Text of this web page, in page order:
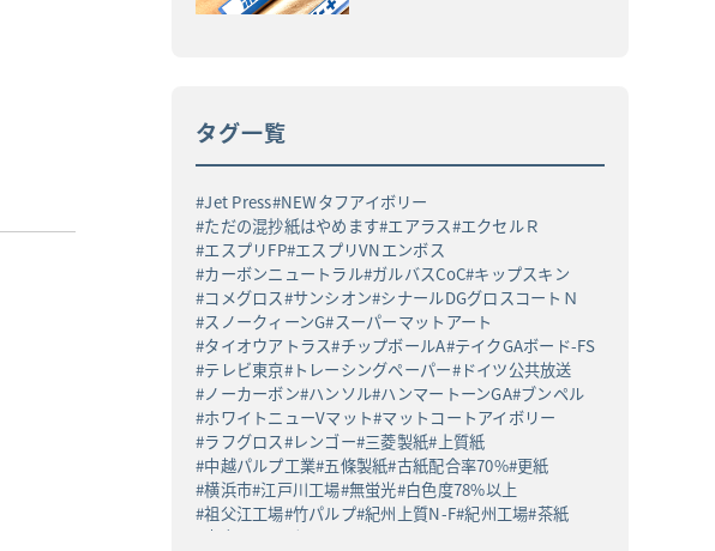
タグ一覧
Jet Press NEWタフアイボリー
ただの混抄紙はやめます エアラス エクセルＲ
エスプリFP エスプリVNエンボス
カーボンニュートラル ガルバスCoC キップスキン
コメグロス サンシオン シナールDGグロスコートＮ
スノークィーンG スーパーマットアート
タイオウアトラス チップボールA テイクGAボード-FS
テレビ東京 トレーシングペーパー ドイツ公共放送
ノーカーボン ハンソル ハンマートーンGA ブンペル
ホワイトニューVマット マットコートアイボリー
ラフグロス レンゴー 三菱製紙
上質紙
中越パルプ工業 五條製紙 古紙配合率70% 更紙
横浜市 江戸川工場 無蛍光 白色度78%以上
祖父江工場 竹パルプ 紀州上質N-F 紀州工場 茶紙
高白ラフバガス